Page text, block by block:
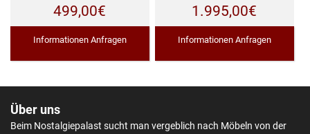
499,00€
Informationen Anfragen
1.995,00€
Informationen Anfragen
Über uns
Beim Nostalgiepalast sucht man vergeblich nach Möbeln von der